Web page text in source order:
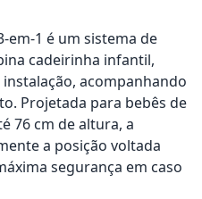
em-1 é um sistema de
cadeirinha infantil,
acompanhando
Projetada para bebês de
76 cm de altura, a
a posição voltada
segurança em caso